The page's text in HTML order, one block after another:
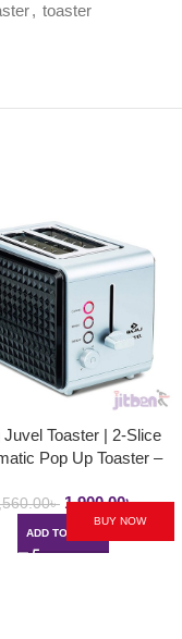
, toaster
Juvel Toaster | 2-Slice
Pop Up Toaster –
৳ 1,900.00৳
ADD TO CART
BUY NOW